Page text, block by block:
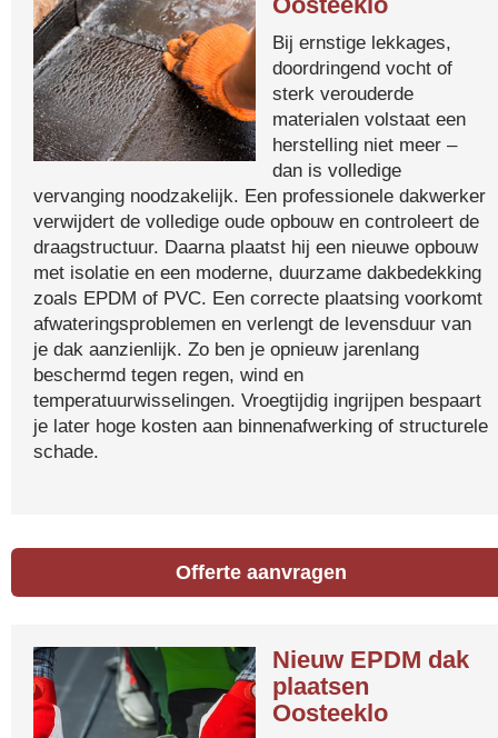
Bij ernstige lekkages,
doordringend vocht of
sterk verouderde
materialen volstaat een
herstelling niet meer –
dan is volledige
vervanging noodzakelijk. Een professionele dakwerker
verwijdert de volledige oude opbouw en controleert de
draagstructuur. Daarna plaatst hij een nieuwe opbouw
met isolatie en een moderne, duurzame dakbedekking
zoals EPDM of PVC. Een correcte plaatsing voorkomt
afwateringsproblemen en verlengt de levensduur van
je dak aanzienlijk. Zo ben je opnieuw jarenlang
beschermd tegen regen, wind en
temperatuurwisselingen. Vroegtijdig ingrijpen bespaart
je later hoge kosten aan binnenafwerking of structurele
schade.
Offerte aanvragen
Nieuw EPDM dak
plaatsen
Oosteeklo